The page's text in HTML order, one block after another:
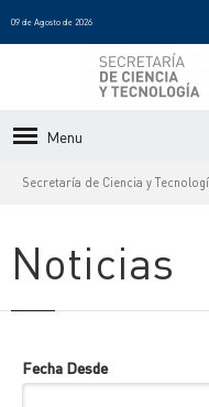
09 de Agosto de 2026
Menu
Secretaría de Ciencia y
Noticias
Fecha Desde